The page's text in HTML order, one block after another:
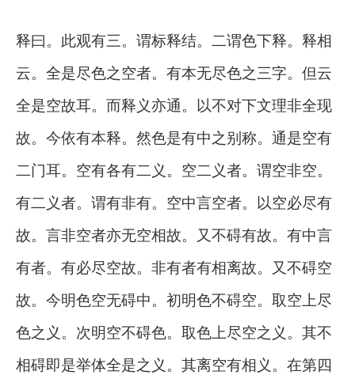
释曰。此观有三。谓标释结。二谓色下释。释相
云。全是尽色之空者。有本无尽色之三字。但云
全是空故耳。而释义亦通。以不对下文理非全现
故。今依有本释。然色是有中之别称。通是空有
二门耳。空有各有二义。空二义者。谓空非空。
有二义者。谓有非有。空中言空者。以空必尽有
故。言非空者亦无空相故。又不碍有故。有中言
有者。有必尽空故。非有者有相离故。又不碍空
故。今明色空无碍中。初明色不碍空。取空上尽
色之义。次明空不碍色。取色上尽空之义。其不
相碍即是举体全是之义。其离空有相义。在第四